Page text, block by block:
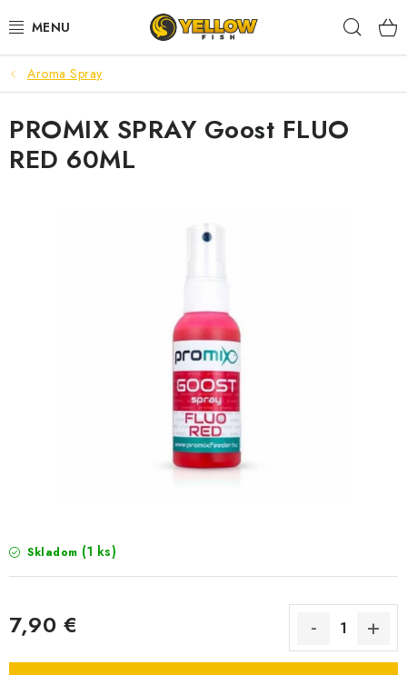
na
NOVINKY 2026
LETNÉ ZĽAVY
HALDORADO
NA STUDENÚ VODU
Aroma Spray
Skladom (1 ks)
7,90 €
PROMIX SPRAY Goost FLUO
RED 60ML